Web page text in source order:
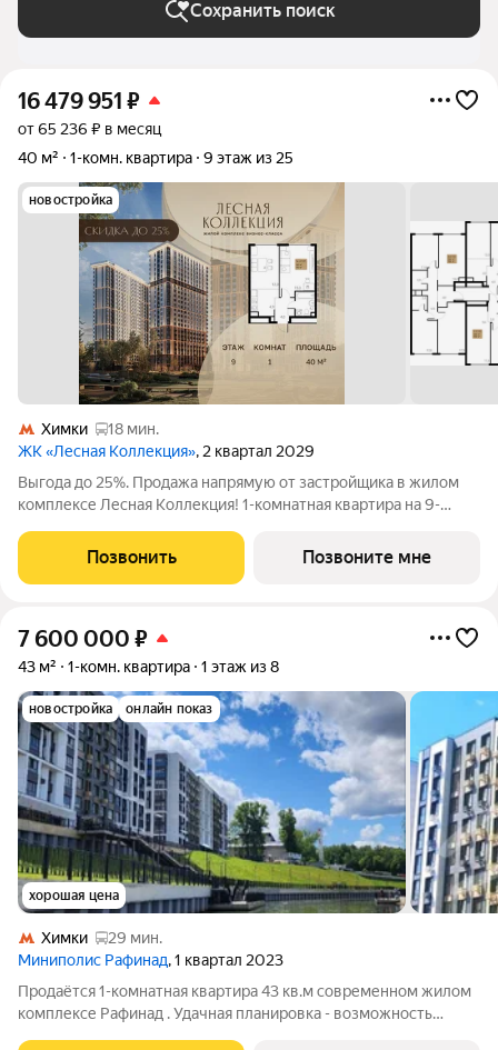
Сохранить поиск
16 479 951 ₽
от 65 236 ₽ в месяц
40 м²
1-комн. квартира 9 этаж из 25
новостройка
Химки
18 мин.
ЖК «Лесная Коллекция», 2 квартал 2029
Выгода до 25%. Продажа напрямую от застройщика в жилом
комплексе Лесная Коллекция! 1-комнатная квартира на 9-
жилой комплекс для тех, кто хочет жить в комфортной
городской среде и при этом быть
Позвонить Позвоните мне
7 600 000 ₽
43 м² 1-комн. квартира 1 этаж из 8
новостройка онлайн показ
хорошая цена
Химки
29 мин.
Миниполис Рафинад, 1 квартал 2023
Продаётся 1-комнатная квартира 43 кв.м современном жилом
комплексе Рафинад . Удачная планировка - возможность